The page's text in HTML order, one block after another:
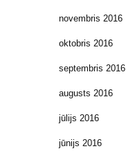
novembris 2016
oktobris 2016
septembris 2016
augusts 2016
jūlijs 2016
jūnijs 2016